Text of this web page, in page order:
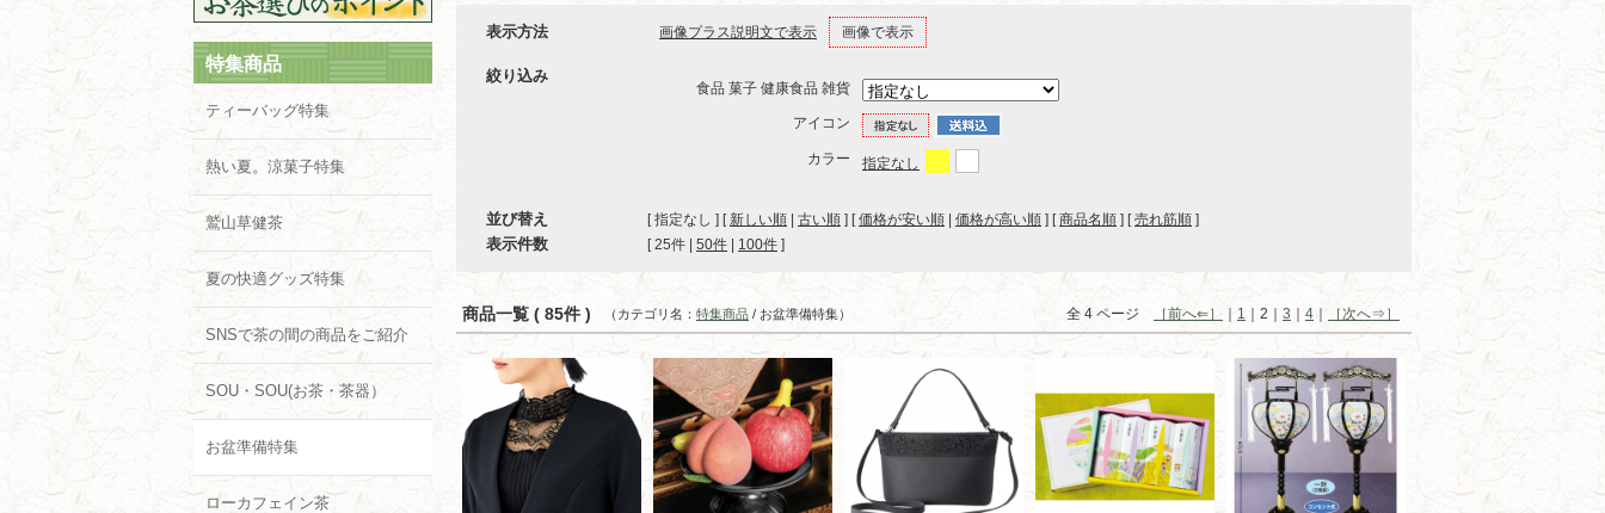
特集商品
ティーバッグ特集
熱い夏。涼菓子特集
鷲山草健茶
夏の快適グッズ特集
SNSで茶の間の商品をご紹介
SOU・SOU(お茶・茶器）
お盆準備特集
ローカフェイン茶
表示方法 画像プラス説明文で表示 画像で表示
絞り込み
食品 菓子 健康食品 雑貨
アイコン
カラー 指定なし
並び替え [ 指定なし ] [ 新しい順 古い順 ] [価格が安い順 価格が高い順 ] [商品名順 ] [売れ筋順 ]
表示件数 [ 25件 50件 100件 ]
商品一覧 ( 85件 ) 全 4 ページ ［前へ⇐］ 1 ｜2｜ 3 4 ｜ ［次へ⇒］
（カテゴリ名： 特集商品 / お盆準備特集）